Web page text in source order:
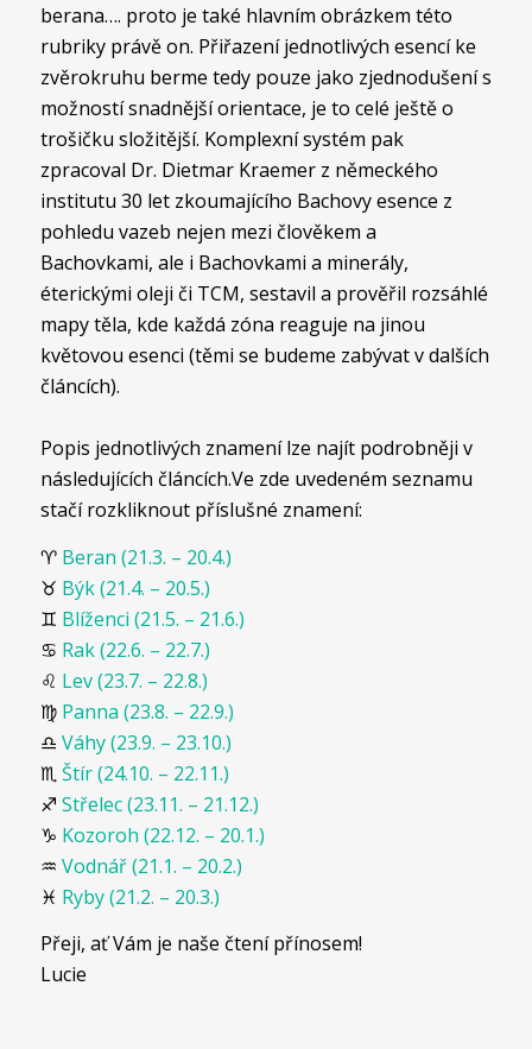
berana…. proto je také hlavním obrázkem této
rubriky právě on. Přiřazení jednotlivých esencí ke
zvěrokruhu berme tedy pouze jako zjednodušení s
možností snadnější orientace, je to celé ještě o
trošičku složitější. Komplexní systém pak
zpracoval Dr. Dietmar Kraemer z německého
institutu 30 let zkoumajícího Bachovy esence z
pohledu vazeb nejen mezi člověkem a
Bachovkami, ale i Bachovkami a minerály,
éterickými oleji či TCM, sestavil a prověřil rozsáhlé
mapy těla, kde každá zóna reaguje na jinou
květovou esenci (těmi se budeme zabývat v dalších
článcích).
Popis jednotlivých znamení lze najít podrobněji v
následujících článcích.Ve zde uvedeném seznamu
stačí rozkliknout příslušné znamení:
♈ Beran (21.3. – 20.4.)
♉ Býk (21.4. – 20.5.)
♊ Blíženci (21.5. – 21.6.)
♋ Rak (22.6. – 22.7.)
♌ Lev (23.7. – 22.8.)
♍ Panna (23.8. – 22.9.)
♎ Váhy (23.9. – 23.10.)
♏Štír (24.10. – 22.11.)
♐ Střelec (23.11. – 21.12.)
♑ Kozoroh (22.12. – 20.1.)
♒ Vodnář (21.1. – 20.2.)
♓ Ryby (21.2. – 20.3.)
Přeji, ať Vám je naše čtení přínosem!
Lucie